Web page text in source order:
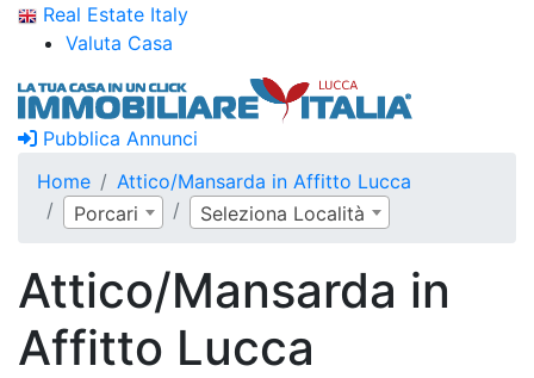
Real Estate Italy
Valuta Casa
Pubblica Annunci
Home
Attico/Mansarda in Affitto Lucca
Porcari
Seleziona Località
Attico/Mansarda in
Affitto Lucca